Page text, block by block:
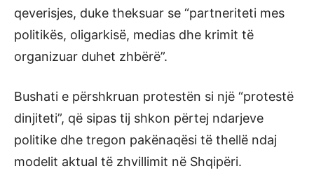
qeverisjes, duke theksuar se “partneriteti mes
politikës, oligarkisë, medias dhe krimit të
organizuar duhet zhbërë”.
Bushati e përshkruan protestën si një “protestë
dinjiteti”, që sipas tij shkon përtej ndarjeve
politike dhe tregon pakënaqësi të thellë ndaj
modelit aktual të zhvillimit në Shqipëri.